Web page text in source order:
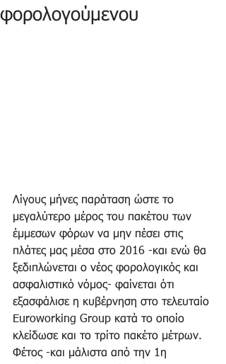
φορολογούμενου
Λίγους μήνες παράταση ώστε το
μεγαλύτερο μέρος του πακέτου των
έμμεσων φόρων να μην πέσει στις
πλάτες μας μέσα στο 2016 -και ενώ θα
ξεδιπλώνεται ο νέος φορολογικός και
ασφαλιστικό νόμος- φαίνεται ότι
εξασφάλισε η κυβέρνηση στο τελευταίο
Euroworking Group κατά το οποίο
κλείδωσε και το τρίτο πακέτο μέτρων.
Φέτος -και μάλιστα από την 1η